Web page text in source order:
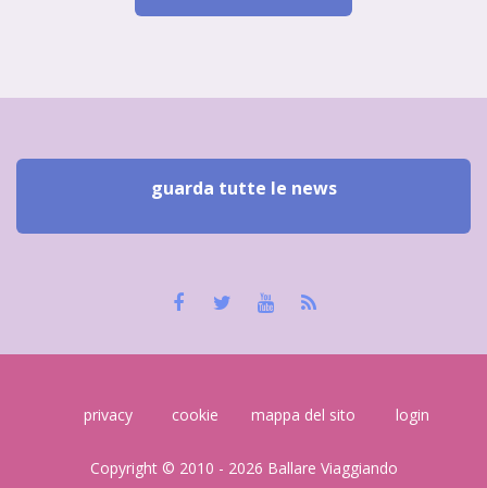
guarda tutte le news
privacy cookie mappa del sito login
Copyright © 2010 - 2026 Ballare Viaggiando